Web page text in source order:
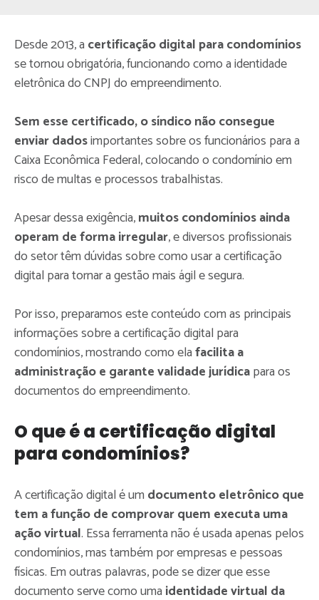
Desde 2013, a certificação digital para condomínios
se tornou obrigatória, funcionando como a identidade
eletrônica do CNPJ do empreendimento.
Sem esse certificado, o síndico não consegue
enviar dadosimportantes sobre os funcionários para a
Caixa Econômica Federal, colocando o condomínio em
risco de multas e processos trabalhistas.
Apesar dessa exigência,muitos condomínios ainda
operam de forma irregular, e diversos profissionais
do setor têm dúvidas sobre como usar a certificação
digital para tornar a gestão mais ágil e segura.
Por isso, preparamos este conteúdo com as principais
informações sobre a certificação digital para
condomínios, mostrando como elafacilita a
administração e garante validade jurídicapara os
documentos do empreendimento.
O que é a certificação digital
para condomínios?
A certificação digital é um documento eletrônico que
tem a função de comprovar quem executa uma
ação virtual. Essa ferramenta não é usada apenas pelos
condomínios, mas também por empresas e pessoas
físicas. Em outras palavras, pode se dizer que esse
documento serve como uma identidade virtual da